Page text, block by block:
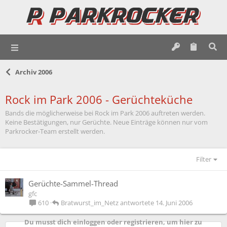
Archiv 2006
Rock im Park 2006 - Gerüchteküche
Bands die möglicherweise bei Rock im Park 2006 auftreten werden.
Keine Bestätigungen, nur Gerüchte. Neue Einträge können nur vom
Parkrocker-Team erstellt werden.
Filter
Gerüchte-Sammel-Thread
gfc
610
14. Juni 2006
Bratwurst_im_Netz
Du musst dich einloggen oder registrieren, um hier zu